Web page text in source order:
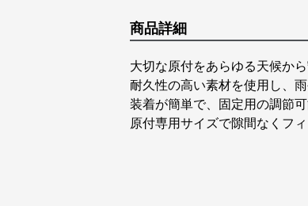
商品詳細
大切な原付をあらゆる天候か
耐久性の高い素材を使用し、
装着が簡単で、固定用の調節
原付専用サイズで隙間なくフ